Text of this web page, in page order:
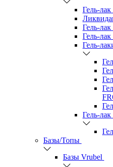
Гель-
Гель-
Гель-
Гель-
Гель-
Базы/Топы
Базы Vrubel